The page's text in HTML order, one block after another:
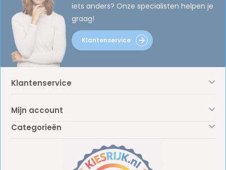
iets anders? Onze specialisten helpen je
graag!
Klantenservice
Klantenservice
Mijn account
Categorieën